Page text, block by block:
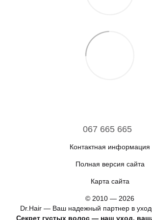
067 665 665
Контактная информация
Полная версия сайта
Карта сайта
© 2010 — 2026
Dr.Hair — Ваш надежный партнер в
Секрет густых волос — наш уход,